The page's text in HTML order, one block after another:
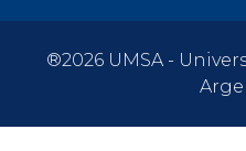
®2026 UMSA -